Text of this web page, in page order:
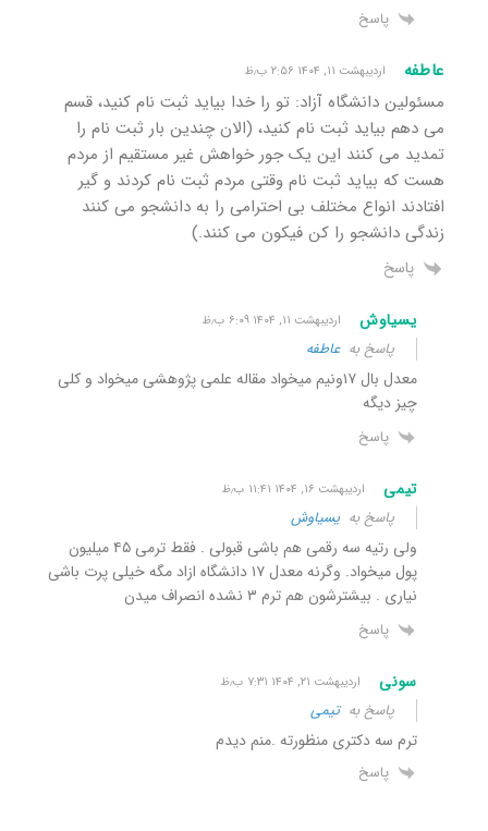
پاسخ
عاطفه اردیبهشت ۱۱, ۱۴۰۴ ۲:۵۶ ب٫ظ
مسئولین دانشگاه آزاد: تو را خدا بیاید ثبت نام کنید، قسم
می دهم بیاید ثبت نام کنید، (الان چندین بار ثبت نام را
تمدید می کنند این یک جور خواهش غیر مستقیم از مردم
هست که بیاید ثبت نام وقتی مردم ثبت نام کردند و گیر
افتادند انواع مختلف بی احترامی را به دانشجو می کنند
زندگی دانشجو را کن فیکون می کنند.)
پاسخ
یسیاوش اردیبهشت ۱۱, ۱۴۰۴ ۶:۰۹ ب٫ظ
پاسخ بهعاطفه
معدل بال ۱۷ونیم میخواد مقاله علمی پژوهشی میخواد و کلی
چیز دیگه
پاسخ
تیمی اردیبهشت ۱۶, ۱۴۰۴ ۱۱:۴۱ ب٫ظ
پاسخ به یسیاوش
ولی رتیه سه رقمی هم باشی قبولی . فقط ترمی ۴۵ میلیون
پول میخواد. وگرنه معدل ۱۷ دانشگاه ازاد مگه خیلی پرت باشی
نیاری . بیشترشون هم ترم ۳ نشده انصراف میدن
پاسخ
سونی اردیبهشت ۲۱, ۱۴۰۴ ۷:۳۱ ب٫ظ
پاسخ بهتیمی
ترم سه دکتری منظورته .منم دیدم
پاسخ